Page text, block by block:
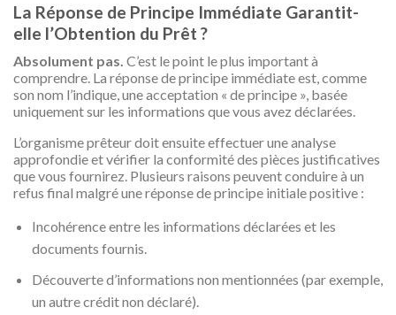
La Réponse de Principe Immédiate Garantit-
elle l’Obtention du Prêt ?
Absolument pas. C’est le point le plus important à
comprendre. La réponse de principe immédiate est, comme
son nom l’indique, une acceptation « de principe », basée
uniquement sur les informations que vous avez déclarées.
L’organisme prêteur doit ensuite effectuer une analyse
approfondie et vérifier la conformité des pièces justificatives
que vous fournirez. Plusieurs raisons peuvent conduire à un
refus final malgré une réponse de principe initiale positive :
Incohérence entre les informations déclarées et les
documents fournis.
Découverte d’informations non mentionnées (par exemple,
un autre crédit non déclaré).